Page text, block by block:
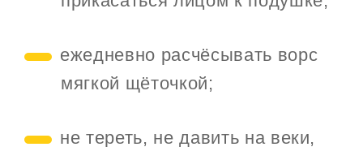
ежедневно расчёсывать ворс
мягкой щёточкой;
не тереть, не давить на веки,